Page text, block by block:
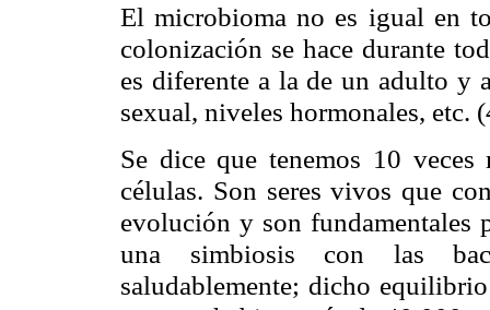
El microbioma no es igual en
colonización se hace durante
es diferente a la de un adulto y
sexual, niveles hormonales, etc.
Se dice que tenemos 10 veces
células. Son seres vivos que
evolución y son fundamentales
una simbiosis con las
saludablemente; dicho